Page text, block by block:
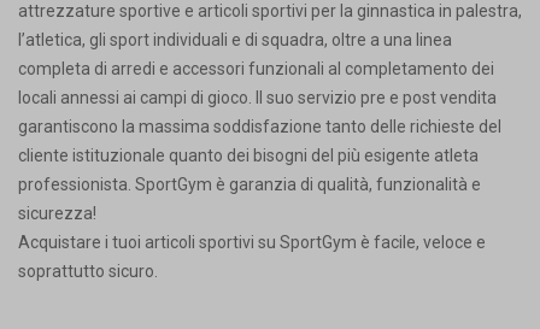
attrezzature sportive e articoli sportivi per la ginnastica in palestra,
l’atletica, gli sport individuali e di squadra, oltre a una linea
completa di arredi e accessori funzionali al completamento dei
locali annessi ai campi di gioco. Il suo servizio pre e post vendita
garantiscono la massima soddisfazione tanto delle richieste del
cliente istituzionale quanto dei bisogni del più esigente atleta
professionista. SportGym è garanzia di qualità, funzionalità e
sicurezza!
Acquistare i tuoi articoli sportivi su SportGym è facile, veloce e
soprattutto sicuro.